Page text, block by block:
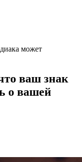
может
ваш знак
о вашей